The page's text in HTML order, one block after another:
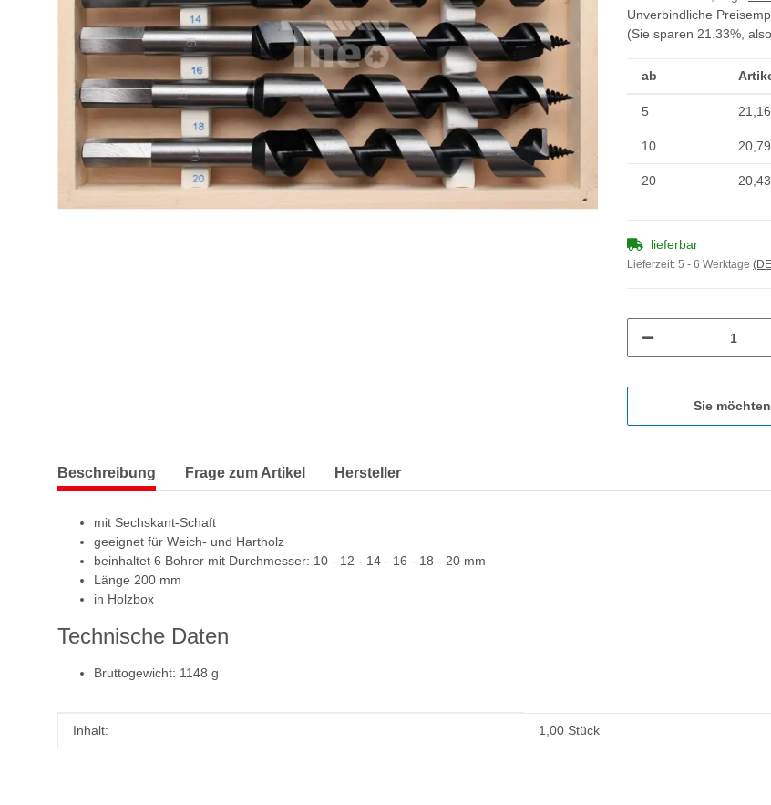
Unverbindliche
(Sie sparen 21.33%, also
ab
5
10
20
lieferbar
Lieferzeit: 5 - 6 Werktage
Sie
Beschreibung Frage zum Artikel Hersteller
mit Sechskant-Schaft
geeignet für Weich- und Hartholz
beinhaltet 6 Bohrer mit Durchmesser: 10 - 12 - 14 - 16 - 18 - 20 mm
Länge 200 mm
in Holzbox
Technische Daten
Bruttogewicht: 1148 g
Produkteigenschaft
Wert
Inhalt: 1,00 Stück